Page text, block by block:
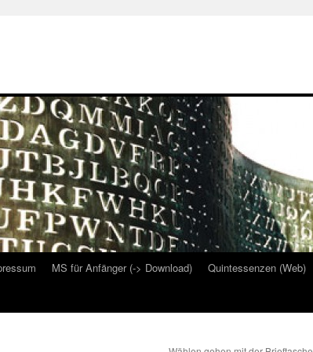
MS für Anfänger (-> Download) Quintessenzen (Web)